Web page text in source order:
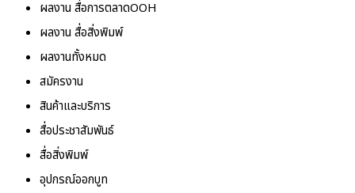
ผลงาน สื่อการตลาดOOH
ผลงาน สื่อสิ่งพิมพ์
ผลงานทั้งหมด
สมัครงาน
สินค้าและบริการ
สื่อประชาสัมพันธ์
สื่อสิ่งพิมพ์
อุปกรณ์ออกบูท